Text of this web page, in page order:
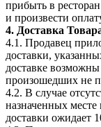
прибыть в
и произвести
4. Доставка
4.1. Продавец
доставки,
доставке
произошедших не
4.2. В случае
назначенных
доставки ожидает